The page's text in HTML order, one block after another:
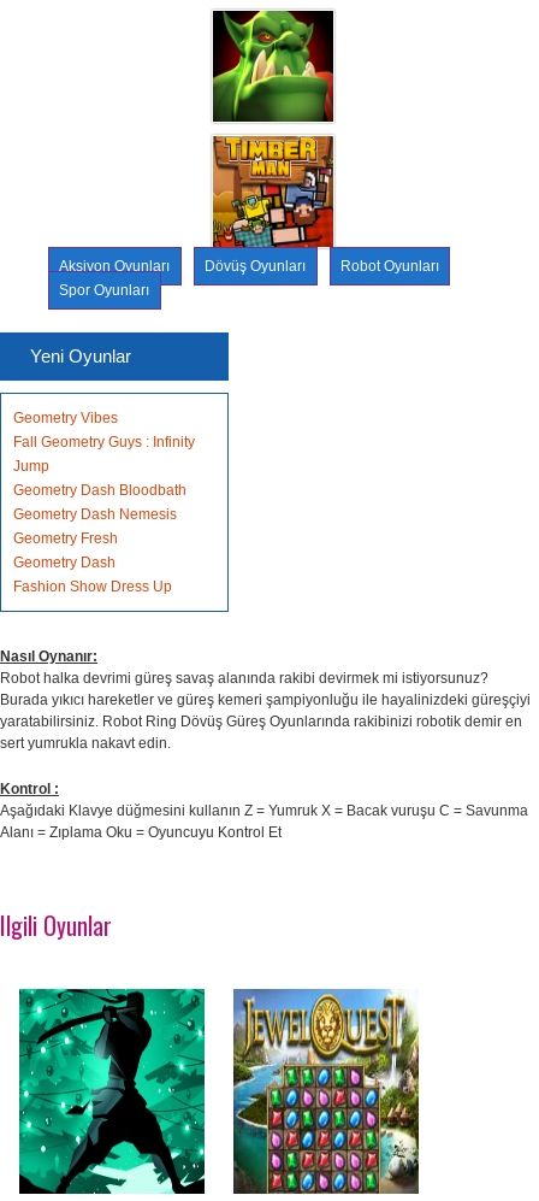
Aksiyon Oyunları Dövüş Oyunları
Robot Oyunları
Spor Oyunları
Yeni Oyunlar
Geometry Vibes
Fall Geometry Guys : Infinity
Jump
Geometry Dash Bloodbath
Geometry Dash Nemesis
Geometry Fresh
Geometry Dash
Fashion Show Dress Up
Nasıl Oynanır:
Robot halka devrimi güreş savaş alanında rakibi devirmek mi istiyorsunuz?
Burada yıkıcı hareketler ve güreş kemeri şampiyonluğu ile hayalinizdeki güreşçiyi
yaratabilirsiniz. Robot Ring Dövüş Güreş Oyunlarında rakibinizi robotik demir en
sert yumrukla nakavt edin.
Kontrol :
Aşağıdaki Klavye düğmesini kullanın Z = Yumruk X = Bacak vuruşu C = Savunma
Alanı = Zıplama Oku = Oyuncuyu Kontrol Et
Ilgili Oyunlar